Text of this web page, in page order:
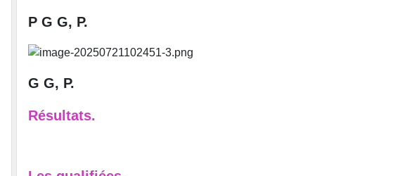
P G G, P.
G G, P.
Résultats.